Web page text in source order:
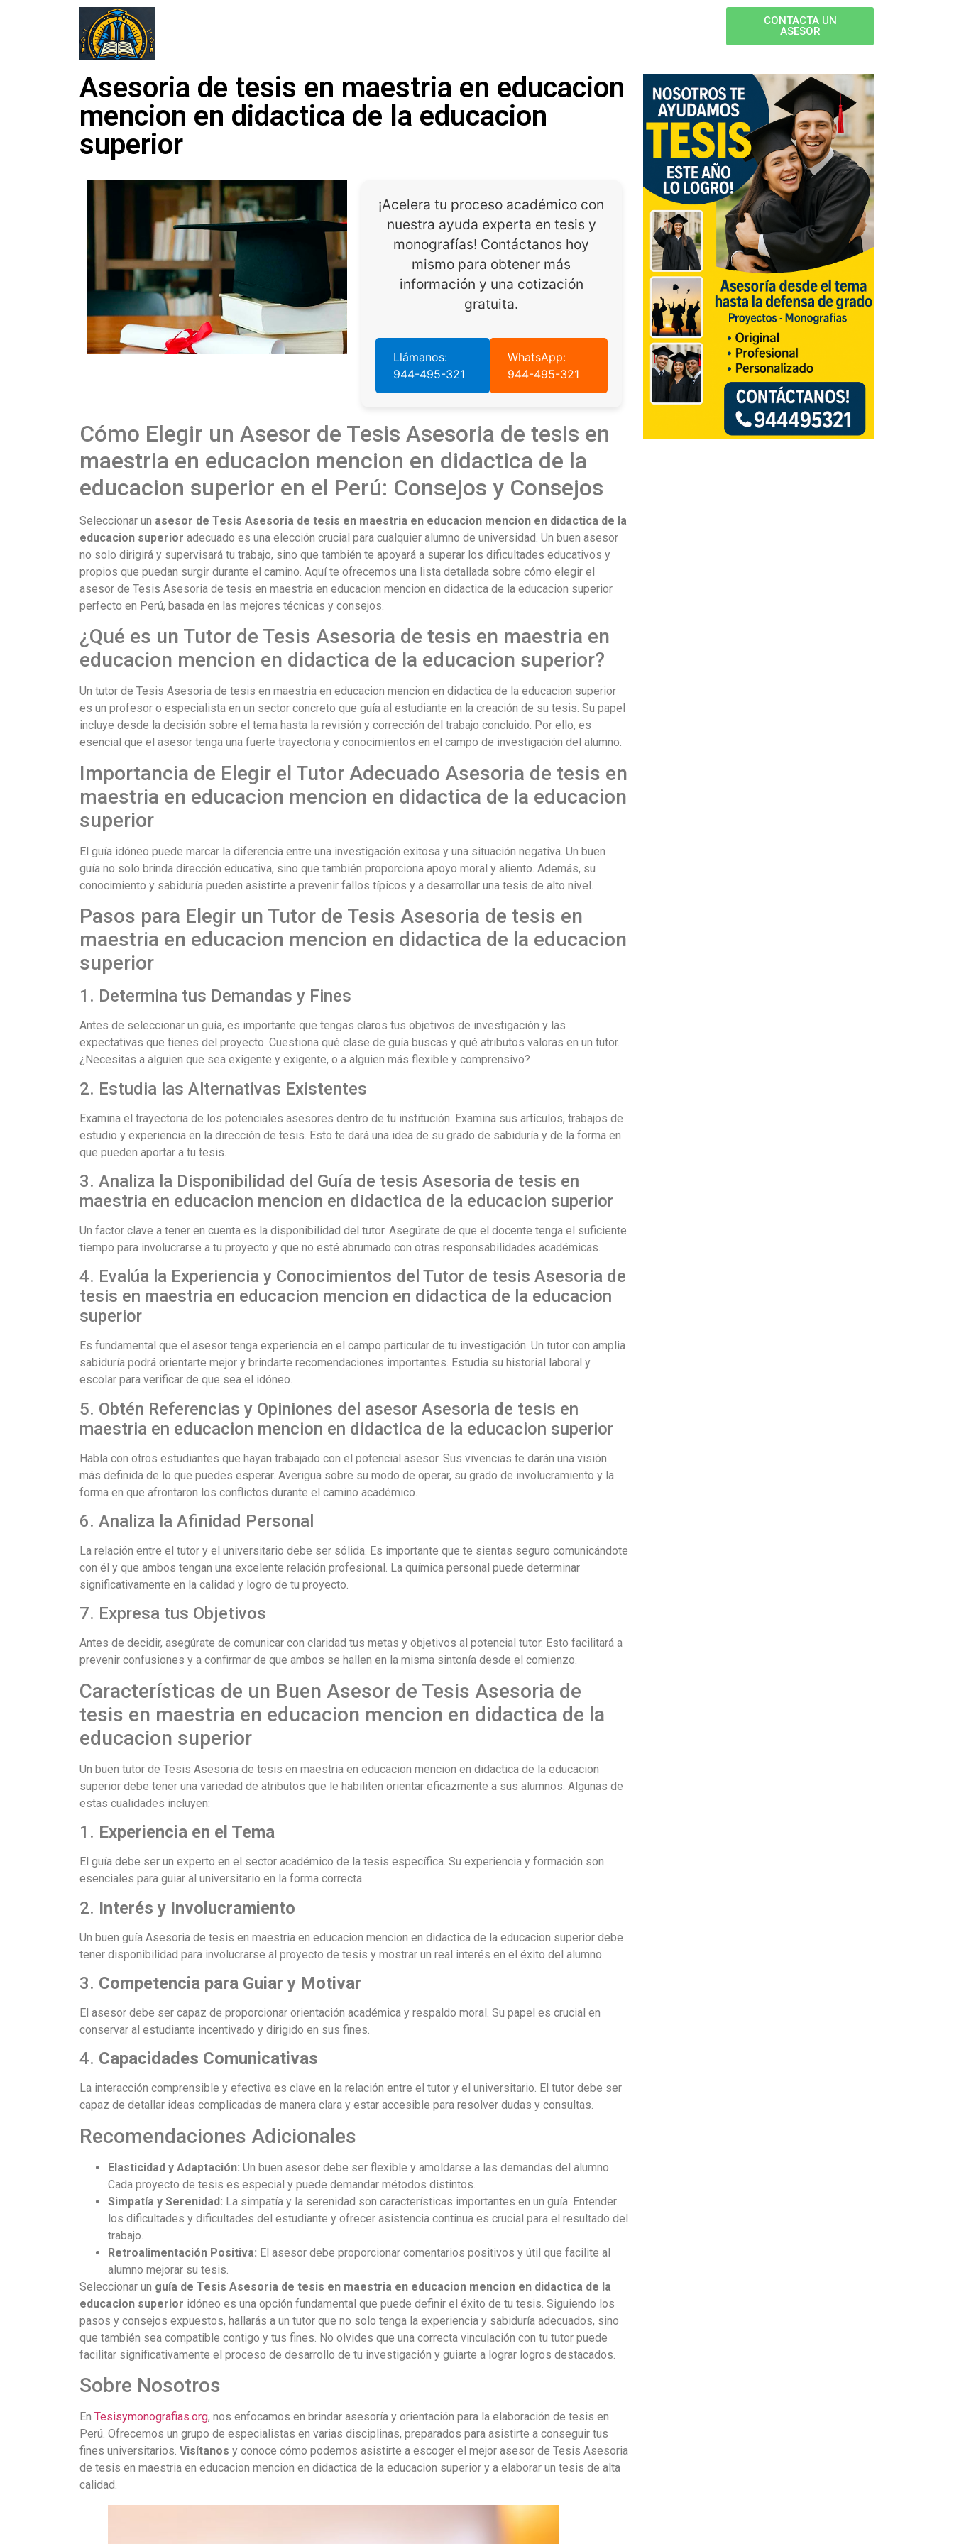
CONTACTA UN
ASESOR
Asesoria de tesis en maestria en educacion
mencion en didactica de la educacion
superior
¡Acelera tu proceso académico con
nuestra ayuda experta en tesis y
monografías! Contáctanos hoy
mismo para obtener más
información y una cotización
gratuita.
Llámanos:
944-495-321
WhatsApp:
944-495-321
Cómo Elegir un Asesor de Tesis Asesoria de tesis en
maestria en educacion mencion en didactica de la
educacion superior en el Perú: Consejos y Consejos
Seleccionar un asesor de Tesis Asesoria de tesis en maestria en educacion mencion en didactica de la
educacion superior adecuado es una elección crucial para cualquier alumno de universidad. Un buen asesor
no solo dirigirá y supervisará tu trabajo, sino que también te apoyará a superar los dificultades educativos y
propios que puedan surgir durante el camino. Aquí te ofrecemos una lista detallada sobre cómo elegir el
asesor de Tesis Asesoria de tesis en maestria en educacion mencion en didactica de la educacion superior
perfecto en Perú, basada en las mejores técnicas y consejos.
¿Qué es un Tutor de Tesis Asesoria de tesis en maestria en
educacion mencion en didactica de la educacion superior?
Un tutor de Tesis Asesoria de tesis en maestria en educacion mencion en didactica de la educacion superior
es un profesor o especialista en un sector concreto que guía al estudiante en la creación de su tesis. Su papel
incluye desde la decisión sobre el tema hasta la revisión y corrección del trabajo concluido. Por ello, es
esencial que el asesor tenga una fuerte trayectoria y conocimientos en el campo de investigación del alumno.
Importancia de Elegir el Tutor Adecuado Asesoria de tesis en
maestria en educacion mencion en didactica de la educacion
superior
El guía idóneo puede marcar la diferencia entre una investigación exitosa y una situación negativa. Un buen
guía no solo brinda dirección educativa, sino que también proporciona apoyo moral y aliento. Además, su
conocimiento y sabiduría pueden asistirte a prevenir fallos típicos y a desarrollar una tesis de alto nivel.
Pasos para Elegir un Tutor de Tesis Asesoria de tesis en
maestria en educacion mencion en didactica de la educacion
superior
1. Determina tus Demandas y Fines
Antes de seleccionar un guía, es importante que tengas claros tus objetivos de investigación y las
expectativas que tienes del proyecto. Cuestiona qué clase de guía buscas y qué atributos valoras en un tutor.
¿Necesitas a alguien que sea exigente y exigente, o a alguien más flexible y comprensivo?
2. Estudia las Alternativas Existentes
Examina el trayectoria de los potenciales asesores dentro de tu institución. Examina sus artículos, trabajos de
estudio y experiencia en la dirección de tesis. Esto te dará una idea de su grado de sabiduría y de la forma en
que pueden aportar a tu tesis.
3. Analiza la Disponibilidad del Guía de tesis Asesoria de tesis en
maestria en educacion mencion en didactica de la educacion superior
Un factor clave a tener en cuenta es la disponibilidad del tutor. Asegúrate de que el docente tenga el suficiente
tiempo para involucrarse a tu proyecto y que no esté abrumado con otras responsabilidades académicas.
4. Evalúa la Experiencia y Conocimientos del Tutor de tesis Asesoria de
tesis en maestria en educacion mencion en didactica de la educacion
superior
Es fundamental que el asesor tenga experiencia en el campo particular de tu investigación. Un tutor con amplia
sabiduría podrá orientarte mejor y brindarte recomendaciones importantes. Estudia su historial laboral y
escolar para verificar de que sea el idóneo.
5. Obtén Referencias y Opiniones del asesor Asesoria de tesis en
maestria en educacion mencion en didactica de la educacion superior
Habla con otros estudiantes que hayan trabajado con el potencial asesor. Sus vivencias te darán una visión
más definida de lo que puedes esperar. Averigua sobre su modo de operar, su grado de involucramiento y la
forma en que afrontaron los conflictos durante el camino académico.
6. Analiza la Afinidad Personal
La relación entre el tutor y el universitario debe ser sólida. Es importante que te sientas seguro comunicándote
con él y que ambos tengan una excelente relación profesional. La química personal puede determinar
significativamente en la calidad y logro de tu proyecto.
7. Expresa tus Objetivos
Antes de decidir, asegúrate de comunicar con claridad tus metas y objetivos al potencial tutor. Esto facilitará a
prevenir confusiones y a confirmar de que ambos se hallen en la misma sintonía desde el comienzo.
Características de un Buen Asesor de Tesis Asesoria de
tesis en maestria en educacion mencion en didactica de la
educacion superior
Un buen tutor de Tesis Asesoria de tesis en maestria en educacion mencion en didactica de la educacion
superior debe tener una variedad de atributos que le habiliten orientar eficazmente a sus alumnos. Algunas de
estas cualidades incluyen:
1. Experiencia en el Tema
El guía debe ser un experto en el sector académico de la tesis específica. Su experiencia y formación son
esenciales para guiar al universitario en la forma correcta.
2. Interés y Involucramiento
Un buen guía Asesoria de tesis en maestria en educacion mencion en didactica de la educacion superior debe
tener disponibilidad para involucrarse al proyecto de tesis y mostrar un real interés en el éxito del alumno.
3. Competencia para Guiar y Motivar
El asesor debe ser capaz de proporcionar orientación académica y respaldo moral. Su papel es crucial en
conservar al estudiante incentivado y dirigido en sus fines.
4. Capacidades Comunicativas
La interacción comprensible y efectiva es clave en la relación entre el tutor y el universitario. El tutor debe ser
capaz de detallar ideas complicadas de manera clara y estar accesible para resolver dudas y consultas.
Recomendaciones Adicionales
Elasticidad y Adaptación: Un buen asesor debe ser flexible y amoldarse a las demandas del alumno.
Cada proyecto de tesis es especial y puede demandar métodos distintos.
Simpatía y Serenidad: La simpatía y la serenidad son características importantes en un guía. Entender
los dificultades y dificultades del estudiante y ofrecer asistencia continua es crucial para el resultado del
trabajo.
Retroalimentación Positiva: El asesor debe proporcionar comentarios positivos y útil que facilite al
alumno mejorar su tesis.
Seleccionar un guía de Tesis Asesoria de tesis en maestria en educacion mencion en didactica de la
educacion superior idóneo es una opción fundamental que puede definir el éxito de tu tesis. Siguiendo los
pasos y consejos expuestos, hallarás a un tutor que no solo tenga la experiencia y sabiduría adecuados, sino
que también sea compatible contigo y tus fines. No olvides que una correcta vinculación con tu tutor puede
facilitar significativamente el proceso de desarrollo de tu investigación y guiarte a lograr logros destacados.
Sobre Nosotros
En Tesisymonografias.org, nos enfocamos en brindar asesoría y orientación para la elaboración de tesis en
Perú. Ofrecemos un grupo de especialistas en varias disciplinas, preparados para asistirte a conseguir tus
fines universitarios. Visítanos y conoce cómo podemos asistirte a escoger el mejor asesor de Tesis Asesoria
de tesis en maestria en educacion mencion en didactica de la educacion superior y a elaborar un tesis de alta
calidad.